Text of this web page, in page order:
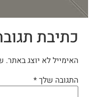
כתיבת
האימייל לא יוצג באתר.
התגובה שלך*